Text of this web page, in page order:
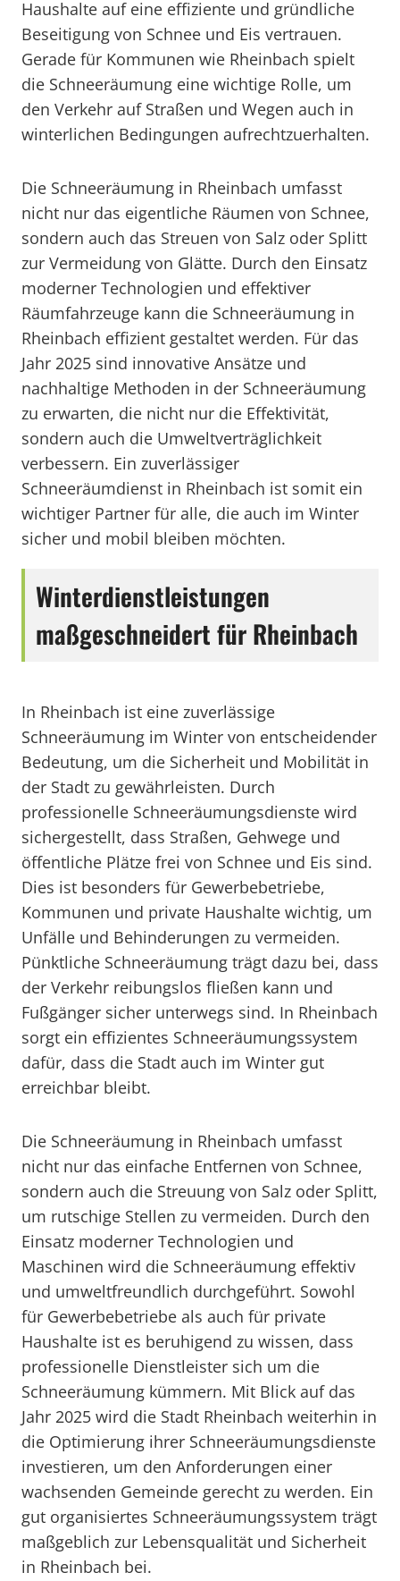
Haushalte auf eine effiziente und gründliche
Beseitigung von Schnee und Eis vertrauen.
Gerade für Kommunen wie Rheinbach spielt
die Schneeräumung eine wichtige Rolle, um
den Verkehr auf Straßen und Wegen auch in
winterlichen Bedingungen aufrechtzuerhalten.
Die Schneeräumung in Rheinbach umfasst
nicht nur das eigentliche Räumen von Schnee,
sondern auch das Streuen von Salz oder Splitt
zur Vermeidung von Glätte. Durch den Einsatz
moderner Technologien und effektiver
Räumfahrzeuge kann die Schneeräumung in
Rheinbach effizient gestaltet werden. Für das
Jahr 2025 sind innovative Ansätze und
nachhaltige Methoden in der Schneeräumung
zu erwarten, die nicht nur die Effektivität,
sondern auch die Umweltverträglichkeit
verbessern. Ein zuverlässiger
Schneeräumdienst in Rheinbach ist somit ein
wichtiger Partner für alle, die auch im Winter
sicher und mobil bleiben möchten.
Winterdienstleistungen
maßgeschneidert für Rheinbach
In Rheinbach ist eine zuverlässige
Schneeräumung im Winter von entscheidender
Bedeutung, um die Sicherheit und Mobilität in
der Stadt zu gewährleisten. Durch
professionelle Schneeräumungsdienste wird
sichergestellt, dass Straßen, Gehwege und
öffentliche Plätze frei von Schnee und Eis sind.
Dies ist besonders für Gewerbebetriebe,
Kommunen und private Haushalte wichtig, um
Unfälle und Behinderungen zu vermeiden.
Pünktliche Schneeräumung trägt dazu bei, dass
der Verkehr reibungslos fließen kann und
Fußgänger sicher unterwegs sind. In Rheinbach
sorgt ein effizientes Schneeräumungssystem
dafür, dass die Stadt auch im Winter gut
erreichbar bleibt.
Die Schneeräumung in Rheinbach umfasst
nicht nur das einfache Entfernen von Schnee,
sondern auch die Streuung von Salz oder Splitt,
um rutschige Stellen zu vermeiden. Durch den
Einsatz moderner Technologien und
Maschinen wird die Schneeräumung effektiv
und umweltfreundlich durchgeführt. Sowohl
für Gewerbebetriebe als auch für private
Haushalte ist es beruhigend zu wissen, dass
professionelle Dienstleister sich um die
Schneeräumung kümmern. Mit Blick auf das
Jahr 2025 wird die Stadt Rheinbach weiterhin in
die Optimierung ihrer Schneeräumungsdienste
investieren, um den Anforderungen einer
wachsenden Gemeinde gerecht zu werden. Ein
gut organisiertes Schneeräumungssystem trägt
maßgeblich zur Lebensqualität und Sicherheit
in Rheinbach bei.